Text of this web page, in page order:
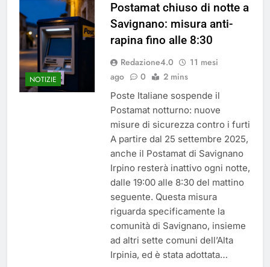
NOTIZIE
Postamat chiuso di notte a
Savignano: misura anti-
rapina fino alle 8:30
Redazione4.0
11 mesi
ago
0 2 mins
Poste Italiane sospende il
Postamat notturno: nuove
misure di sicurezza contro i furti
A partire dal 25 settembre 2025,
anche il Postamat di Savignano
Irpino resterà inattivo ogni notte,
dalle 19:00 alle 8:30 del mattino
seguente. Questa misura
riguarda specificamente la
comunità di Savignano, insieme
ad altri sette comuni dell’Alta
Irpinia, ed è stata adottata…